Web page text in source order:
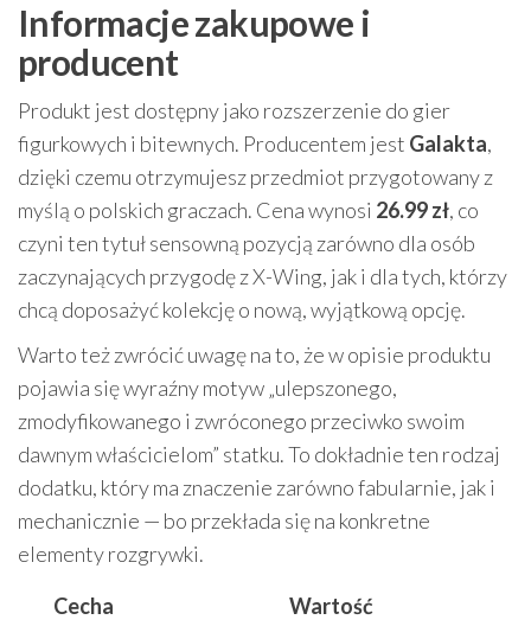
Informacje zakupowe i
producent
Produkt jest dostępny jako rozszerzenie do gier
figurkowych i bitewnych. Producentem jest Galakta,
dzięki czemu otrzymujesz przedmiot przygotowany z
myślą o polskich graczach. Cena wynosi 26.99 zł, co
czyni ten tytuł sensowną pozycją zarówno dla osób
zaczynających przygodę z X-Wing, jak i dla tych, którzy
chcą doposażyć kolekcję o nową, wyjątkową opcję.
Warto też zwrócić uwagę na to, że w opisie produktu
pojawia się wyraźny motyw „ulepszonego,
zmodyfikowanego i zwróconego przeciwko swoim
dawnym właścicielom” statku. To dokładnie ten rodzaj
dodatku, który ma znaczenie zarówno fabularnie, jak i
mechanicznie — bo przekłada się na konkretne
elementy rozgrywki.
Cecha
Wartość